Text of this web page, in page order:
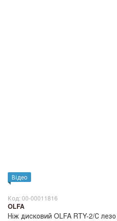
Відео
Код: 00-00011816
OLFA
Ніж дисковий OLFA RTY-2/С